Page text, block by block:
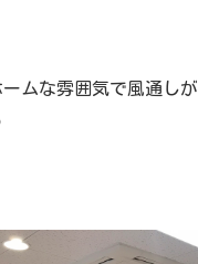
ムな雰囲気で風通し